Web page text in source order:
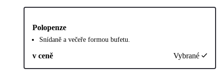
Polopenze
Snídaně a večeře formou bufetu.
v ceně Vybrané